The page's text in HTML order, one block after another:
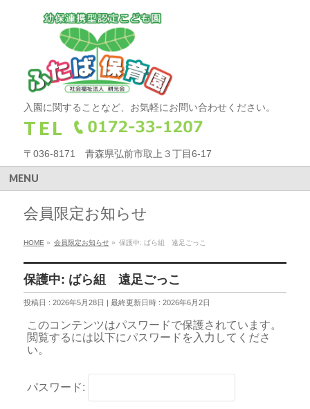
入園に関することなど、お気軽にお問い合わせください。
TEL
〒036-8171 青森県弘前市取上３丁目6-17
MENU
会員限定お知らせ
HOME » 会員限定お知らせ» 保護中: ばら組 遠足ごっこ
保護中: ばら組 遠足ごっこ
投稿日 : 2026年5月28日 最終更新日時 : 2026年6月2日
このコンテンツはパスワードで保護されています。
閲覧するには以下にパスワードを入力してくださ
い。
パスワード: